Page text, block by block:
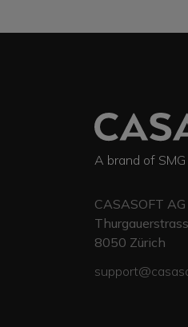
A brand of
CASASOFT AG
8050 Zürich